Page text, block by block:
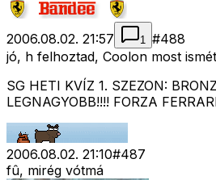
2006.08.02. 21:57 1 #488
jó, h felhoztad, Coolon most
SG HETI KVÍZ 1. SZEZON:
LEGNAGYOBB!!!! FORZA
2006.08.02. 21:10#487
fû, mirég vótmá